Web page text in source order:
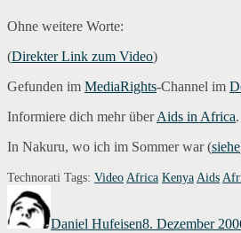
Ohne weitere Worte:
(Direkter Link zum Video)
Gefunden im MediaRights-Channel im
Informiere dich mehr überAids in Africa.
In Nakuru, wo ich im Sommer war (siehe
Technorati Tags: Video Africa Kenya Aids
Daniel Hufeisen8. Dezember